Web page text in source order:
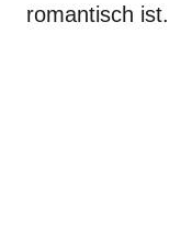
romantisch ist.